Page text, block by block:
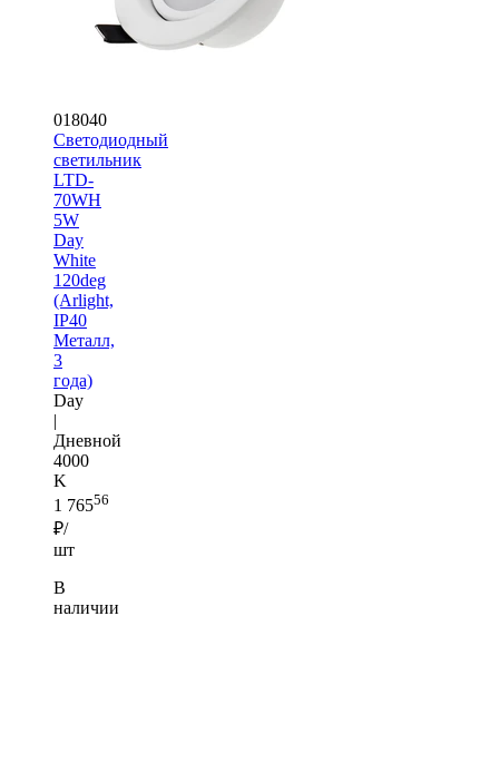
018040
Светодиодный
светильник
LTD-
70WH
5W
Day
White
120deg
(Arlight,
IP40
Металл,
3
года)
Day
|
Дневной
4000
K
1 76556
₽/
шт
В
наличии